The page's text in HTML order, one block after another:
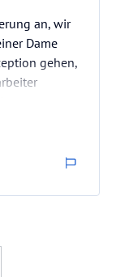
an, wir
Dame
gehen,